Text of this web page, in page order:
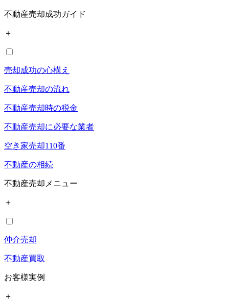
不動産売却成功ガイド
＋
売却成功の心構え
不動産売却の流れ
不動産売却時の税金
不動産売却に必要な業者
空き家売却110番
不動産の相続
不動産売却メニュー
＋
仲介売却
不動産買取
お客様実例
＋